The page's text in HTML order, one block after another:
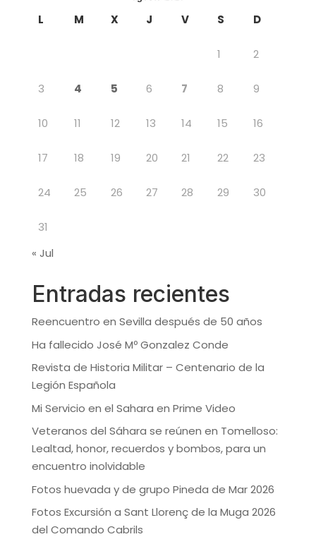
L M X J V S D
1 2
3 4 5 6 7 8 9
10 11 12 13 14 15 16
17 18 19 20 21 22 23
24 25 26 27 28 29 30
31
« Jul
Entradas recientes
Reencuentro en Sevilla después de 50 años
Ha fallecido José Mº Gonzalez Conde
Revista de Historia Militar – Centenario de la
Legión Española
Mi Servicio en el Sahara en Prime Video
Veteranos del Sáhara se reúnen en Tomelloso:
Lealtad, honor, recuerdos y bombos, para un
encuentro inolvidable
Fotos huevada y de grupo Pineda de Mar 2026
Fotos Excursión a Sant Llorenç de la Muga 2026
del Comando Cabrils